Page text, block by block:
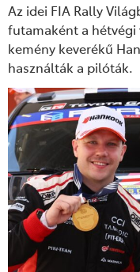
Az idei FIA Rally
futamaként a hétvégi
kemény keverékű
használták a pilóták.